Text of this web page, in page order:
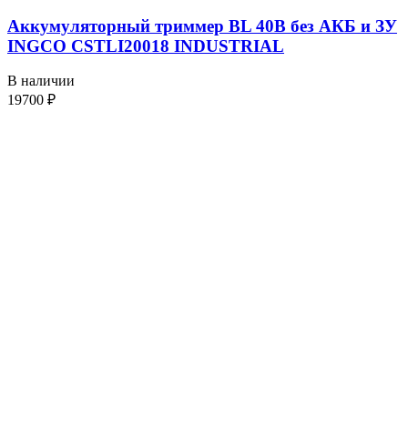
Аккумуляторный триммер BL 40В без АКБ и ЗУ
INGCO CSTLI20018 INDUSTRIAL
В наличии
19700 ₽